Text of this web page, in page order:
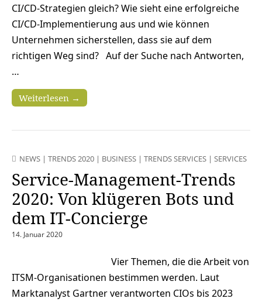
CI/CD-Strategien gleich? Wie sieht eine erfolgreiche
CI/CD-Implementierung aus und wie können
Unternehmen sicherstellen, dass sie auf dem
richtigen Weg sind? Auf der Suche nach Antworten,
…
Weiterlesen →
NEWS | TRENDS 2020 | BUSINESS | TRENDS SERVICES | SERVICES
Service-Management-Trends
2020: Von klügeren Bots und
dem IT-Concierge
14. Januar 2020
Vier Themen, die die Arbeit von
ITSM-Organisationen bestimmen werden. Laut
Marktanalyst Gartner verantworten CIOs bis 2023